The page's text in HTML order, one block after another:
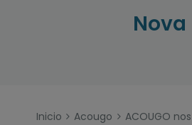
Nova
Inicio Acougo ACOUGO